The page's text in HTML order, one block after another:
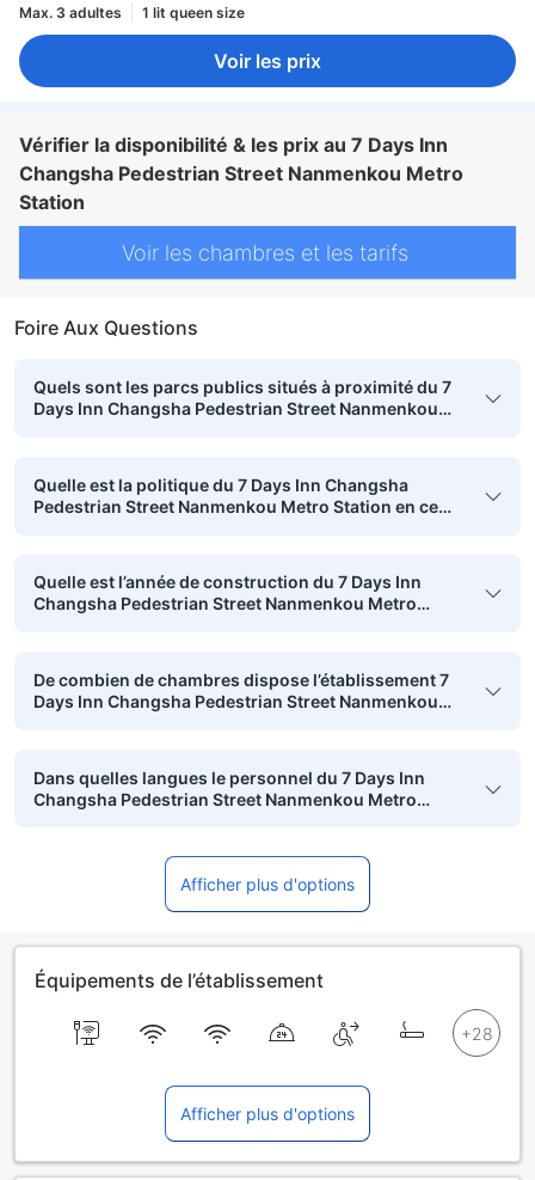
Max. 3 adultes 1 lit queen size
Voir les prix
Vérifier la disponibilité & les prix au 7 Days Inn
Changsha Pedestrian Street Nanmenkou Metro
Station
Voir les chambres et les tarifs
Foire Aux Questions
Quels sont les parcs publics situés à proximité du 7
Days Inn Changsha Pedestrian Street Nanmenkou
Quelle est la politique du 7 Days Inn Changsha
Pedestrian Street Nanmenkou Metro Station en ce
Quelle est l’année de construction du 7 Days Inn
Changsha Pedestrian Street Nanmenkou Metro
De combien de chambres dispose l’établissement 7
Days Inn Changsha Pedestrian Street Nanmenkou
Dans quelles langues le personnel du 7 Days Inn
Changsha Pedestrian Street Nanmenkou Metro
Afficher plus d'options
Équipements de l’établissement
Afficher plus d'options